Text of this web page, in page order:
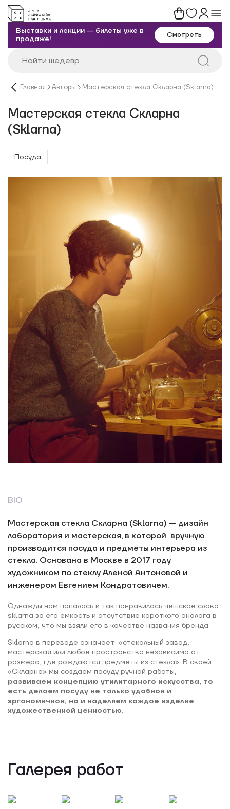
Выставки и лекции — билеты уже в
продаже!
Смотреть
Главная Авторы Мастерская стекла Скларна (Sklarna)
Мастерская стекла Скларна
(Sklarna)
Посуда
BIO
Мастерская стекла Скларна (Sklarna) — дизайн
лаборатория и мастерская, в которой вручную
производится посуда и предметы интерьера из
стекла. Основана в Москве в 2017 году
художником по стеклу Аленой Антоновой и
инженером Евгением Кондратовичем.
Однажды нам попалось и так понравилось чешское слово
sklarna за его емкость и отсутствие короткого аналога в
русском, что мы взяли его в качестве названия бренда.
Sklarna в переводе означает «стекольный завод,
мастерская или любое пространство независимо от
размера, где рождаются предметы из стекла». В своей
«Скларне» мы создаем посуду ручной работы,
развиваем концепцию утилитарного искусства, то
есть делаем посуду не только удобной и
эргономичной, но и наделяем каждое изделие
художественной ценностью.
Галерея работ